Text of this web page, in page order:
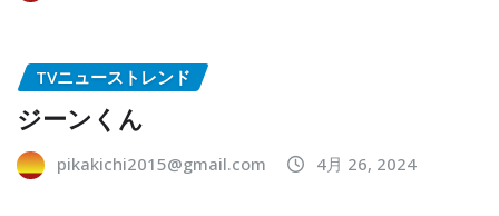
TVニューストレンド
ジーンくん
pikakichi2015@gmail.com 4月 26, 2024